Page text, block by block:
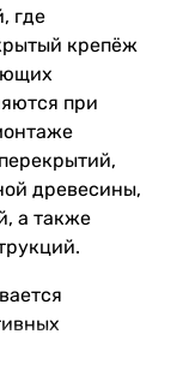
где
крепёж
при
древесины,
а также